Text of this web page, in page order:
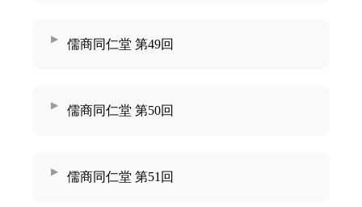
儒商同仁堂 第49回
儒商同仁堂 第50回
儒商同仁堂 第51回